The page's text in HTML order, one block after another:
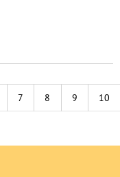
7 8 9 10